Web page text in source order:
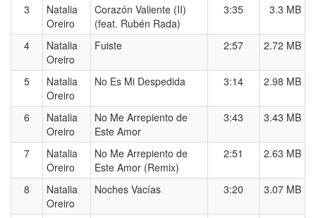
3
Natalia
Oreiro
Corazón Valiente (II)
(feat. Rubén Rada)
3:35 3.3 MB
4
Natalia
Oreiro
Fuiste 2:57 2.72 MB
5
Natalia
Oreiro
No Es Mi Despedida 3:14 2.98 MB
6
Natalia
Oreiro
No Me Arrepiento de
Este Amor
3:43 3.43 MB
7
Natalia
Oreiro
No Me Arrepiento de
Este Amor (Remix)
2:51 2.63 MB
8
Natalia
Oreiro
Noches Vacías 3:20 3.07 MB